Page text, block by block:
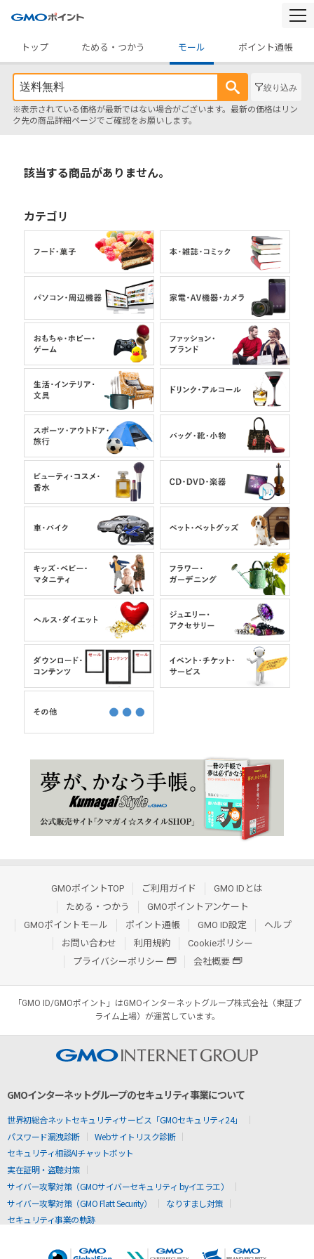
トップ
ためる・つかう モール ポイント通帳
絞り込み
※表示されている価格が最新ではない場合がございます。最新の価格はリン
ク先の商品詳細ページでご確認をお願いします。
該当する商品がありません。
カテゴリ
GMOポイントTOP ご利用ガイド
GMO IDとは
ためる・つかう
GMOポイントアンケート
GMOポイントモール
ポイント通帳 GMO ID設定
ヘルプ
お問い合わせ
利用規約
Cookieポリシー
プライバシーポリシー
会社概要
「GMO ID/GMOポイント」はGMOインターネットグループ株式会社（東証プ
ライム上場）が運営しています。
GMOインターネットグループのセキュリティ事業について
世界初総合ネットセキュリティサービス「GMOセキュリティ24」
パスワード漏洩診断
Webサイトリスク診断
セキュリティ相談AIチャットボット
実在証明・盗聴対策
サイバー攻撃対策（GMOサイバーセキュリティ byイエラエ）
サイバー攻撃対策（GMO Flatt Security）
なりすまし対策
セキュリティ事業の軌跡